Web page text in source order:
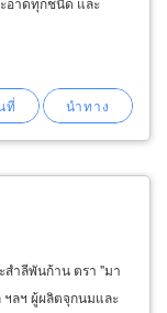
ำลีพันก้าน ตรา "มา
ฯลฯ ผู้ผลิตจุกนมและ